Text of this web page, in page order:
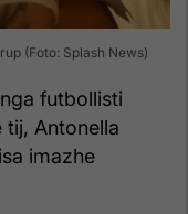
(Foto: Splash News)
futbollisti
tij, Antonella
imazhe